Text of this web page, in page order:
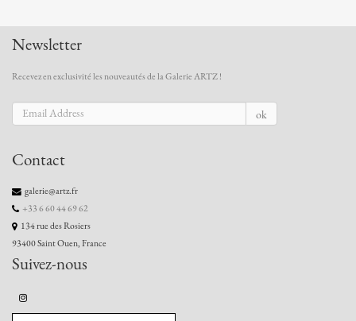
Newsletter
Recevez en exclusivité les nouveautés de la Galerie ARTZ !
ok
Contact
galerie@artz.fr
+33 6 60 44 69 62
134 rue des Rosiers
93400 Saint Ouen, France
Suivez-nous